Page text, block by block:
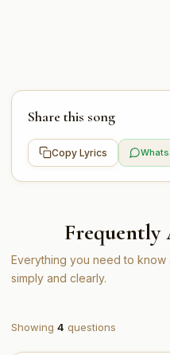
Share this song
Copy Lyrics
Frequently
Everything you need to know
simply and clearly.
Showing 4 questions